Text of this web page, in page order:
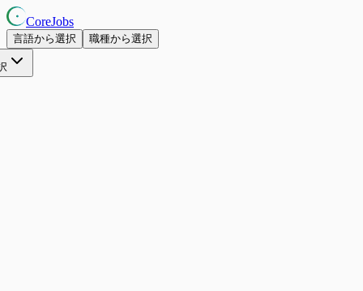
CoreJobs
言語から選択 職種から選択